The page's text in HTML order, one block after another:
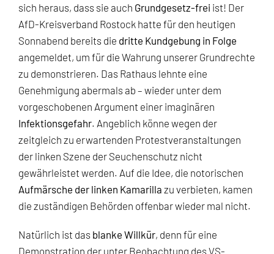
sich heraus, dass sie auch Grundgesetz-frei ist! Der
AfD-Kreisverband Rostock hatte für den heutigen
Sonnabend bereits die dritte Kundgebung in Folge
angemeldet, um für die Wahrung unserer Grundrechte
zu demonstrieren. Das Rathaus lehnte eine
Genehmigung abermals ab – wieder unter dem
vorgeschobenen Argument einer imaginären
Infektionsgefahr. Angeblich könne wegen der
zeitgleich zu erwartenden Protestveranstaltungen
der linken Szene der Seuchenschutz nicht
gewährleistet werden. Auf die Idee, die notorischen
Aufmärsche der linken Kamarilla zu verbieten, kamen
die zuständigen Behörden offenbar wieder mal nicht.
Natürlich ist das blanke Willkür, denn für eine
Demonstration der unter Beobachtung des VS-